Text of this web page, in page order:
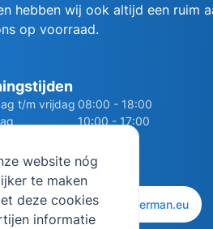
website nóg
te maken
deze cookies
informatie
hebben wij ook altijd een ruim
op voorraad.
t/m vrijdag 08:00 - 18:00
10:00 - 17:00
13141322 info@bierman.eu